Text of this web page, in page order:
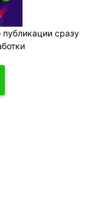
публикации сразу